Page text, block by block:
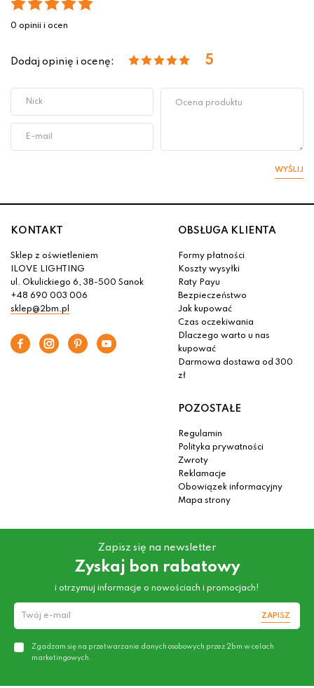
0 opinii i ocen
Dodaj opinię i ocenę: 5
WYŚLIJ
KONTAKT
Sklep z oświetleniem
ILOVE LIGHTING
ul. Okulickiego 6, 38-500 Sanok
+48 690 003 006
sklep@2bm.pl
OBSŁUGA KLIENTA
Formy płatności
Koszty wysyłki
Raty Payu
Bezpieczeństwo
Jak kupować
Czas oczekiwania
Dlaczego warto u nas
kupować
Darmowa dostawa od 300
zł
POZOSTAŁE
Regulamin
Polityka prywatności
Zwroty
Reklamacje
Obowiązek informacyjny
Mapa strony
Zapisz się na newsletter
Zyskaj bon rabatowy
i otrzymuj informacje o nowościach i promocjach!
ZAPISZ
Zgadzam się na przetwarzanie danych osobowych przez 2bm w celach
marketingowych.